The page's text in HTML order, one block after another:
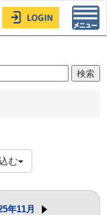
む
年11月